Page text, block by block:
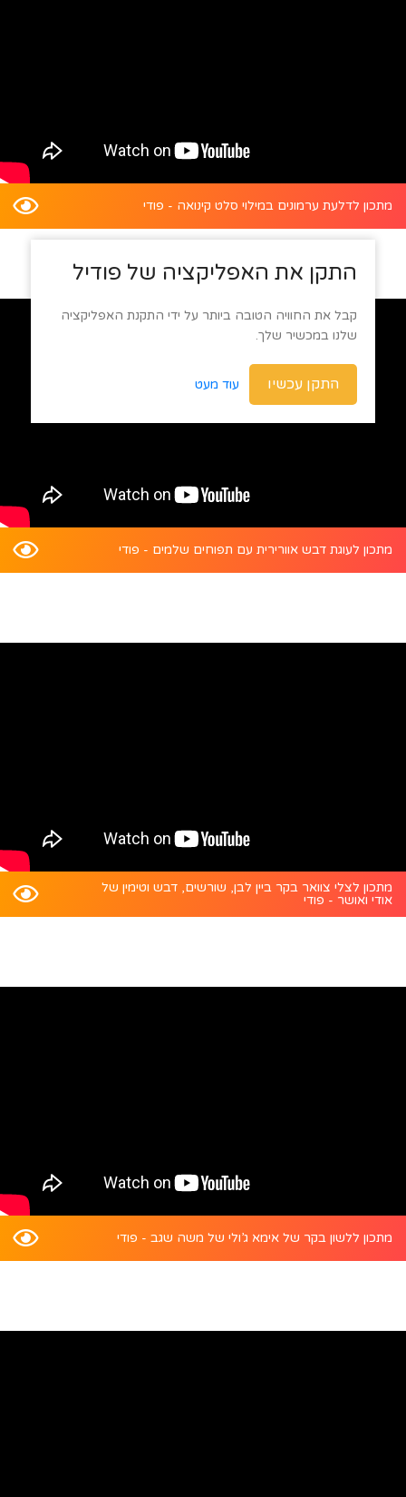
מתכון לדלעת ערמונים במילוי סלט קינואה - פודי
מתכון לעוגת דבש אוורירית עם תפוחים שלמים - פודי
מתכון לצלי צוואר בקר ביין לבן, שורשים, דבש וטימין של
אודי ואושר - פודי
מתכון ללשון בקר של אימא ג’ולי של משה שגב - פודי
התקן את האפליקציה של פודיל
קבל את החוויה הטובה ביותר על ידי התקנת האפליקציה
שלנו במכשיר שלך.
התקן עכשיו עוד מעט